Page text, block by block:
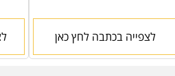
לצפייה בכתבה לחץ כאן